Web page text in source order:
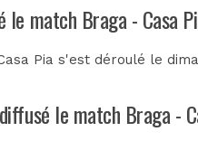
le match Braga - Casa
Pia s'est déroulé le
le match Braga -